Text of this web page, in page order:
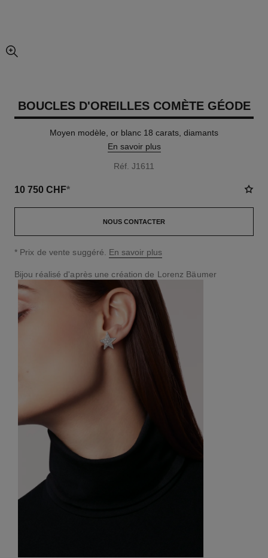
agrandissement
BOUCLES D'OREILLES COMÈTE GÉODE
Moyen modèle, or blanc 18 carats, diamants
En savoir plus
Réf. J1611
10 750 CHF*
NOUS CONTACTER
↩
* Prix de vente suggéré. En savoir plus
Bijou réalisé d'après une création de Lorenz Bäumer